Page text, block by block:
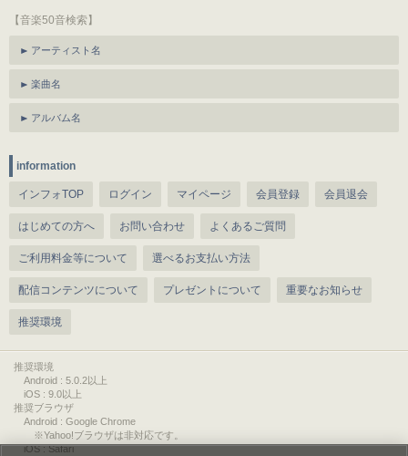
【音楽50音検索】
アーティスト名
楽曲名
アルバム名
information
インフォTOP ログイン マイページ 会員登録 会員退会
はじめての方へ お問い合わせ よくあるご質問
ご利用料金等について 選べるお支払い方法
配信コンテンツについて プレゼントについて 重要なお知らせ
推奨環境
推奨環境
Android : 5.0.2以上
iOS : 9.0以上
推奨ブラウザ
Android : Google Chrome
※Yahoo!ブラウザは非対応です。
iOS : Safari